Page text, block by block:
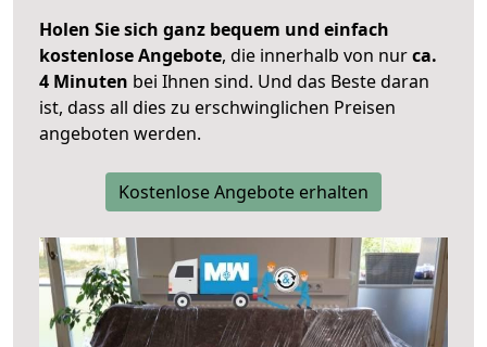
Holen Sie sich ganz bequem und einfach
kostenlose Angebote, die innerhalb von nurca.
4 Minuten bei Ihnen sind. Und das Beste daran
ist, dass all dies zu erschwinglichen Preisen
angeboten werden.
Kostenlose Angebote erhalten